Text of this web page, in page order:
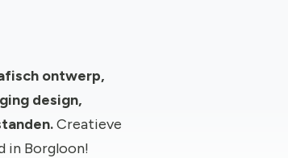
ontwerp,
design,
Creatieve
in Borgloon!